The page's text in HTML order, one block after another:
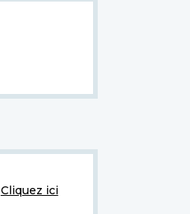
Cliquez ici